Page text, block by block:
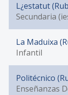
L¿estatut
Secundaria
La Maduixa
Infantil
Politécnico
Enseñanzas